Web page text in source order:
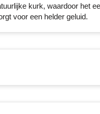
kurk, waardoor het
voor een helder geluid.